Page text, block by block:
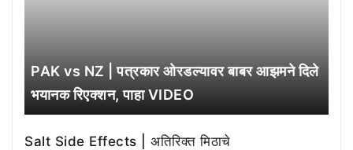
PAK vs NZ | पत्रकार ओरडल्यावर बाबर आझमने दिले
भयानक रिएक्शन, पाहा VIDEO
Salt Side Effects | अतिरिक्त मिठाचे